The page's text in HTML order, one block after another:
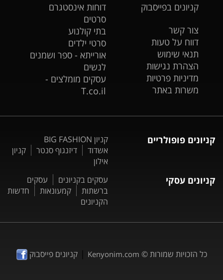
קניונים בפייסבוק
צור קשר
דווח על טעות
תנאי שימוש
הצהרת נגישות
מדיניות פרטיות
משרות באתר
דוחות אינסטגרם
סרטים
בתי קולנוע
סרטי ילדים
אורייתא - ספר ושמנים
לנשים
עסקים מומלצים -
T.co.il
קניונים פופולריים
קניון BIG FASHION
אשדוד
דיזנגוף סנטר
קניון
אילון
קניונים עסקי עסקים בקניונים
עסקים
ברשתות
קמעונאות
חדשות
הקניונים
כל הזכויות שמורות © Kenyonim.com
|קניונים פייסבוק